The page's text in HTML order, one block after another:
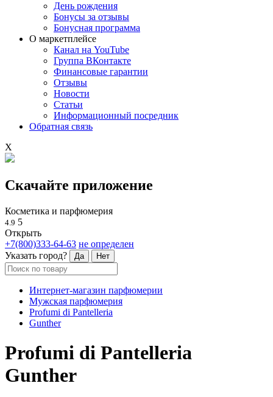
День рождения
Бонусы за отзывы
Бонусная программа
О маркетплейсе
Канал на YouTube
Группа ВКонтакте
Финансовые гарантии
Отзывы
Новости
Статьи
Информационный посредник
Обратная связь
X
Скачайте приложение
Косметика и парфюмерия
4.9 5
Открыть
+7(800)333-64-63 не определен
Указать город?
Да Нет
Интернет-магазин парфюмерии
Мужская парфюмерия
Profumi di Pantelleria
Gunther
Profumi di Pantelleria
Gunther